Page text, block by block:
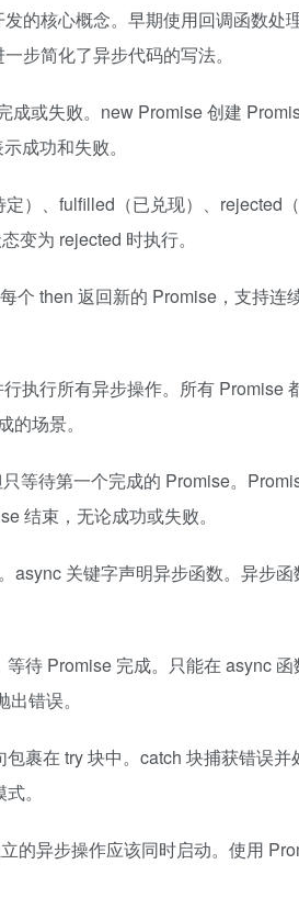
的核心概念。早期使用回调函数
步简化了异步代码的写法。
成或失败。new Promise 创建
成功和失败。
）、fulfilled（已兑现）、rejected
变为 rejected 时执行。
个 then 返回新的 Promise，支持
执行所有异步操作。所有
场景。
等待第一个完成的 Promise。
结束，无论成功或失败。
async 关键字声明异步函数。异步
待 Promise 完成。只能在 async
错误。
裹在 try 块中。catch 块捕获错误
。
的异步操作应该同时启动。使用